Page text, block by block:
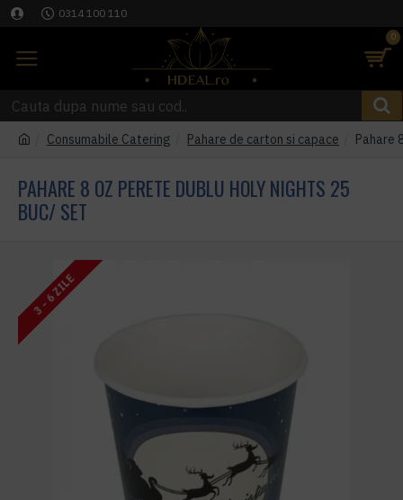
0314 100 110
0
Consumabile Catering Pahare de carton si capace Pahare
PAHARE 8 OZ PERETE DUBLU HOLY NIGHTS 25
BUC/ SET
3 - 6 ZILE